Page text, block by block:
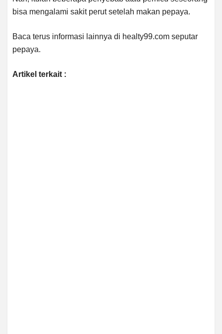
bisa mengalami sakit perut setelah makan pepaya.
Baca terus informasi lainnya di healty99.com seputar
pepaya.
Artikel terkait :